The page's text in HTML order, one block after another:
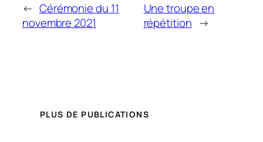
← Cérémonie du 11
novembre 2021
Une troupe en
répétition →
PLUS DE PUBLICATIONS